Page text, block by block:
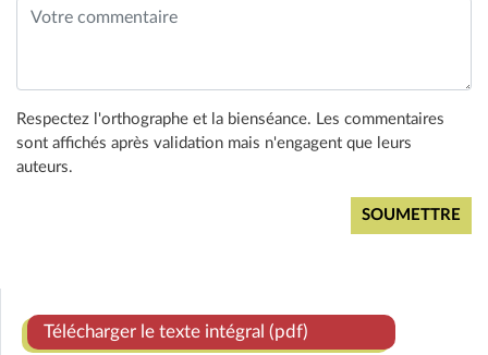
Respectez l'orthographe et la bienséance. Les commentaires
sont affichés après validation mais n'engagent que leurs
auteurs.
Télécharger le texte intégral (pdf)